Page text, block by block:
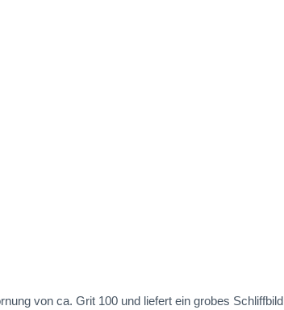
von ca. Grit 100 und liefert ein grobes Schliffbild